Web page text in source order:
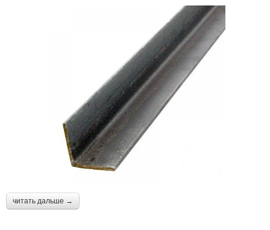
читать дальше →